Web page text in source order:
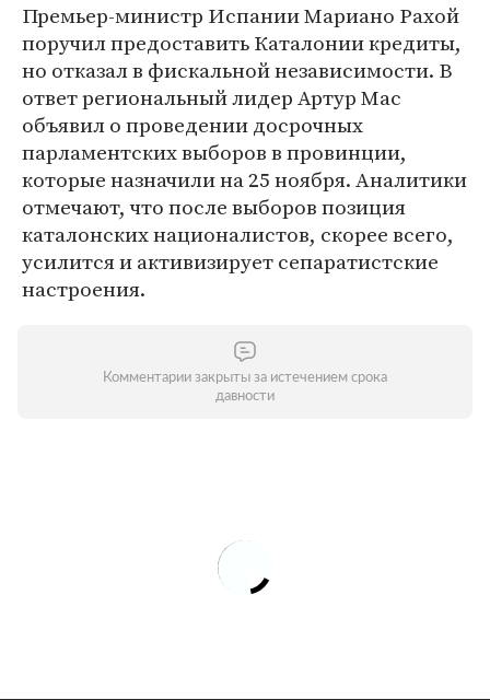
Премьер-министр Испании Мариано Рахой
поручил предоставить Каталонии кредиты,
но отказал в фискальной независимости. В
ответ региональный лидер Артур Мас
объявил о проведении досрочных
парламентских выборов в провинции,
которые назначили на 25 ноября. Аналитики
отмечают, что после выборов позиция
каталонских националистов, скорее всего,
усилится и активизирует сепаратистские
настроения.
Комментарии закрыты за истечением срока
давности